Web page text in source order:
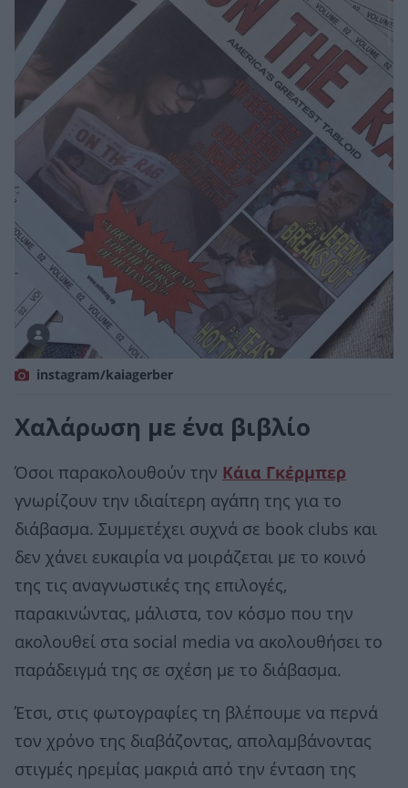
instagram/kaiagerber
Χαλάρωση με ένα βιβλίο
Όσοι παρακολουθούν την Κάια Γκέρμπερ
γνωρίζουν την ιδιαίτερη αγάπη της για το
διάβασμα. Συμμετέχει συχνά σε book clubs και
δεν χάνει ευκαιρία να μοιράζεται με το κοινό
της τις αναγνωστικές της επιλογές,
παρακινώντας, μάλιστα, τον κόσμο που την
ακολουθεί στα social media να ακολουθήσει το
παράδειγμά της σε σχέση με το διάβασμα.
Έτσι, στις φωτογραφίες τη βλέπουμε να περνά
τον χρόνο της διαβάζοντας, απολαμβάνοντας
στιγμές ηρεμίας μακριά από την ένταση της